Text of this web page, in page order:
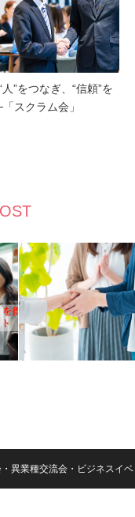
”をつなぎ、“信頼”を
スクラム会」
異業種交流会・ビジネスイベ